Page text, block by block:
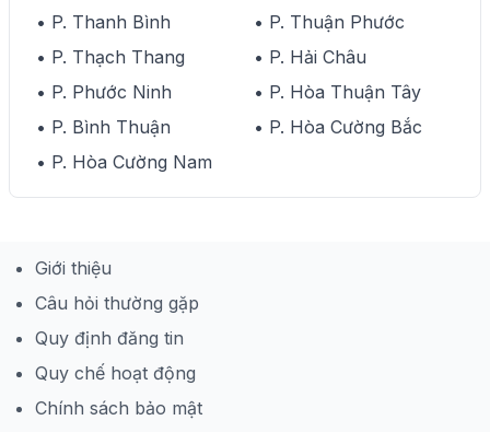
• P. Thanh Bình
• P. Thuận Phước
• P. Thạch Thang
• P. Hải Châu
• P. Phước Ninh
• P. Hòa Thuận Tây
• P. Bình Thuận
• P. Hòa Cường Bắc
• P. Hòa Cường Nam
Giới thiệu
Câu hỏi thường gặp
Quy định đăng tin
Quy chế hoạt động
Chính sách bảo mật